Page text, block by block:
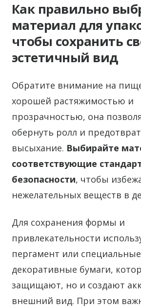
Как правильно
материал для
чтобы сохранить
эстетичный вид
Обратите внимание на
хорошей растяжимостью и
прозрачностью, она
обернуть ролл и
высыхание. Выбирайте
соответствующие
безопасности, чтобы
нежелательных веществ в
Для сохранения формы и
привлекательности
пергамент или специальные
декоративные бумаги,
защищают, но и создают
внешний вид. При этом